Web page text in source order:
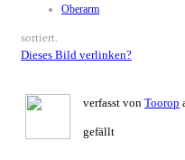
Oberarm
sortiert.
Dieses Bild verlinken?
verfasst von Toorop
gefällt